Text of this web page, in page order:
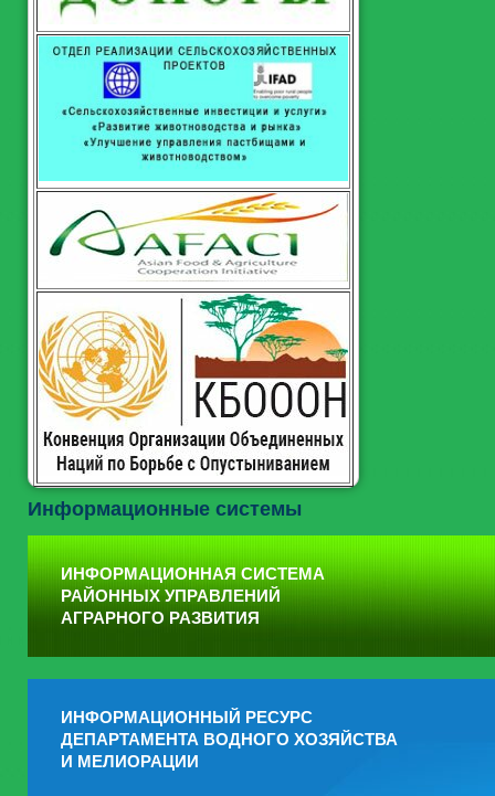
Информационные системы
ИНФОРМАЦИОННАЯ СИСТЕМА
РАЙОННЫХ УПРАВЛЕНИЙ
АГРАРНОГО РАЗВИТИЯ
ИНФОРМАЦИОННЫЙ РЕСУРС
ДЕПАРТАМЕНТА ВОДНОГО ХОЗЯЙСТВА
И МЕЛИОРАЦИИ